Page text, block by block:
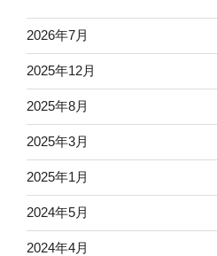
2026年7月
2025年12月
2025年8月
2025年3月
2025年1月
2024年5月
2024年4月